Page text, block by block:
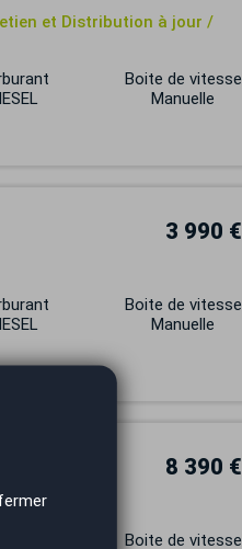
et Distribution à jour /
Boite de vitesse
Manuelle
3 990 €
Boite de vitesse
Manuelle
8 390 €
Boite de vitesse